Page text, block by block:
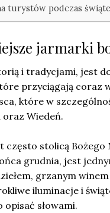
turystów podczas
jarmarki
i tradycjami, jest
przyciągają coraz
które w
Wiedeń.
często stolicą
grudnia, jest
grzanym
iluminacje i
słowami.